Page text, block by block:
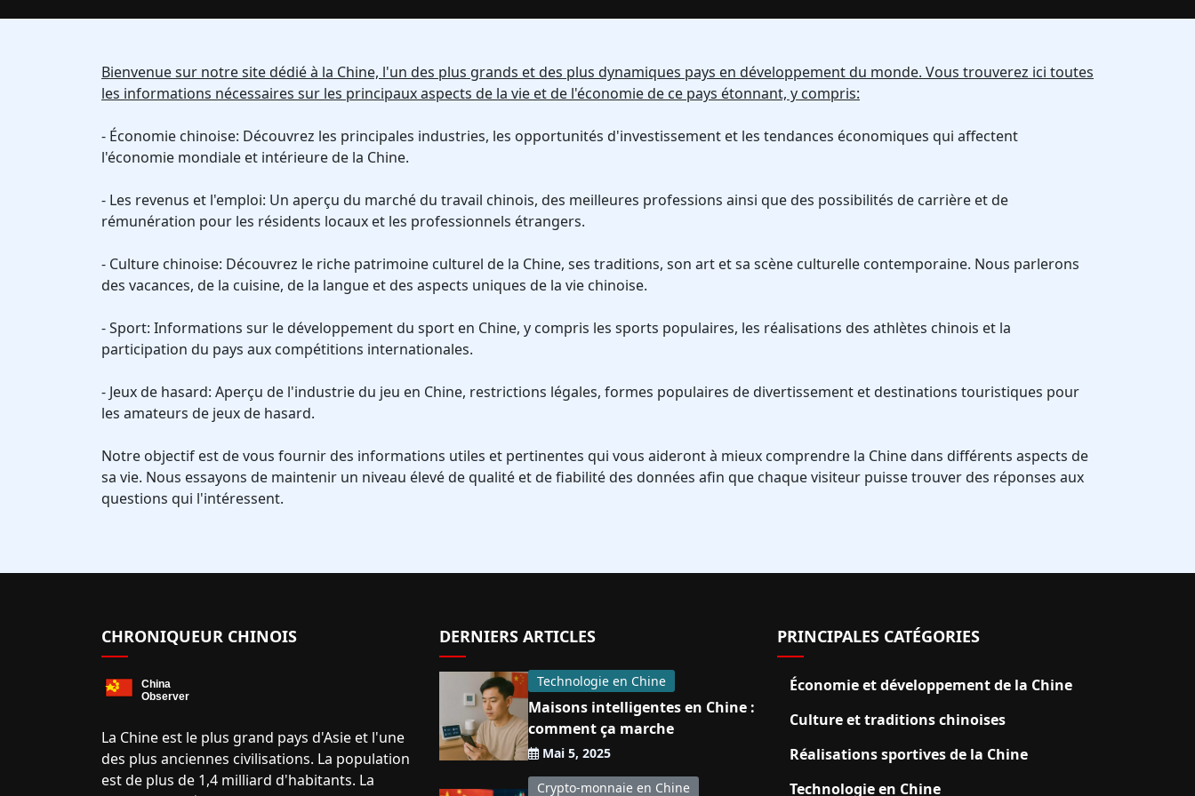
Bienvenue sur notre site dédié à la Chine, l'un des plus grands et des plus dynamiques pays en développement du monde. Vous trouverez ici toutes
les informations nécessaires sur les principaux aspects de la vie et de l'économie de ce pays étonnant, y compris:
- Économie chinoise: Découvrez les principales industries, les opportunités d'investissement et les tendances économiques qui affectent
l'économie mondiale et intérieure de la Chine.
- Les revenus et l'emploi: Un aperçu du marché du travail chinois, des meilleures professions ainsi que des possibilités de carrière et de
rémunération pour les résidents locaux et les professionnels étrangers.
- Culture chinoise: Découvrez le riche patrimoine culturel de la Chine, ses traditions, son art et sa scène culturelle contemporaine. Nous parlerons
des vacances, de la cuisine, de la langue et des aspects uniques de la vie chinoise.
- Sport: Informations sur le développement du sport en Chine, y compris les sports populaires, les réalisations des athlètes chinois et la
participation du pays aux compétitions internationales.
- Jeux de hasard: Aperçu de l'industrie du jeu en Chine, restrictions légales, formes populaires de divertissement et destinations touristiques pour
les amateurs de jeux de hasard.
Notre objectif est de vous fournir des informations utiles et pertinentes qui vous aideront à mieux comprendre la Chine dans différents aspects de
sa vie. Nous essayons de maintenir un niveau élevé de qualité et de fiabilité des données afin que chaque visiteur puisse trouver des réponses aux
questions qui l'intéressent.
CHRONIQUEUR CHINOIS
La Chine est le plus grand pays d'Asie et l'une
des plus anciennes civilisations. La population
est de plus de 1,4 milliard d'habitants. La
DERNIERS ARTICLES
Technologie en Chine
Maisons intelligentes en Chine :
comment ça marche
Mai 5, 2025
Crypto-monnaie en Chine
PRINCIPALES CATÉGORIES
Économie et développement de la Chine
Culture et traditions chinoises
Réalisations sportives de la Chine
Technologie en Chine